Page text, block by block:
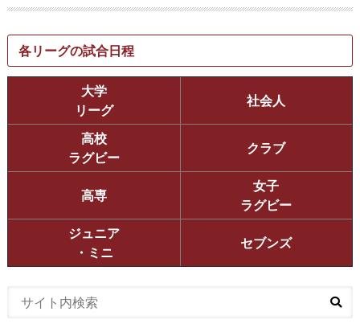
各リーグの試合日程
大学
リーグ
社会人
高校
ラグビー
クラブ
高専
女子
ラグビー
ジュニア
・ミニ
セブンズ